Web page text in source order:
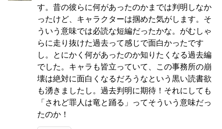
す。昔の彼らに何があったのかまでは判明しなか
ったけど、キャラクターは掴めた気がします。そ
ういう意味では必読な短編だったかな。がむしゃ
らに走り抜けた過去って感じで面白かったです
し。とにかく何があったのか知りたくなる過去編
でした。キャラも皆立っていて、この事務所の崩
壊は絶対に面白くなるだろうなという黒い読書欲
も湧きましたし。過去判明に期待！それにしても
「されど罪人は竜と踊る」ってそういう意味だっ
たのか！